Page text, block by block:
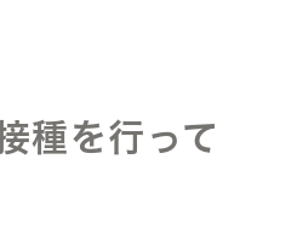
種を行って